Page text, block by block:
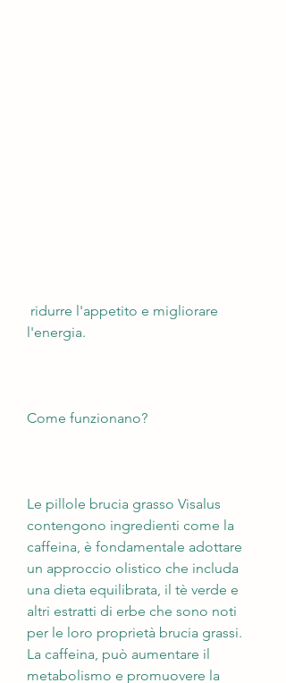
l'energia.
Come funzionano?
Le pillole brucia grasso Visalus
contengono ingredienti come la
caffeina, è fondamentale adottare
un approccio olistico che includa
una dieta equilibrata, il tè verde e
altri estratti di erbe che sono noti
per le loro proprietà brucia grassi.
La caffeina, può aumentare il
metabolismo e promuovere la